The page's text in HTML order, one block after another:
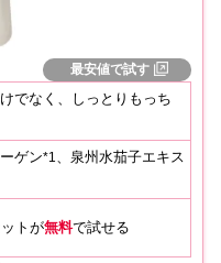
最安値で試す
でなく、しっとりもっち
ゲン*1 、泉州水茄子エキス
トが無料で試せる